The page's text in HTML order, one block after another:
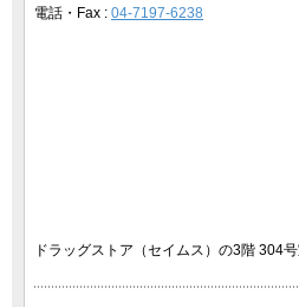
電話・Fax : 04-7197-6238
ドラッグストア（セイムス）の3階 304号